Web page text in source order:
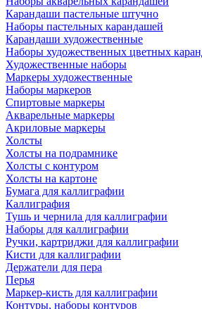
Карандаши пастельные штучно
Наборы пастельных карандашей
Карандаши художественные
Наборы художественных цветных
Художественные наборы
Маркеры художественные
Наборы маркеров
Спиртовые маркеры
Акварельные маркеры
Акриловые маркеры
Холсты
Холсты на подрамнике
Холсты с контуром
Холсты на картоне
Бумага для каллиграфии
Каллиграфия
Тушь и чернила для каллиграфии
Наборы для каллиграфии
Ручки, картриджи для каллиграфии
Кисти для каллиграфии
Держатели для пера
Перья
Маркер-кисть для каллиграфии
Контуры, наборы контуров